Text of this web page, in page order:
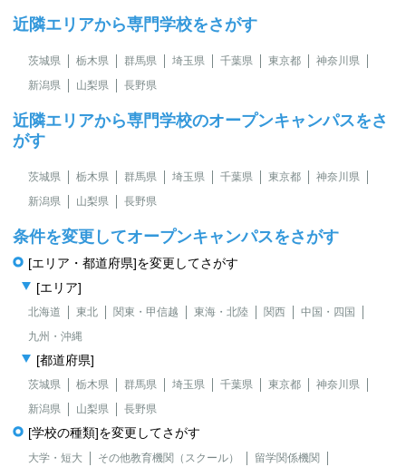
近隣エリアから専門学校をさがす
茨城県 栃木県 群馬県 埼玉県 千葉県 東京都
神奈川県
新潟県
山梨県 長野県
近隣エリアから専門学校のオープンキャンパスをさ
がす
茨城県 栃木県 群馬県 埼玉県 千葉県 東京都
神奈川県
新潟県
山梨県 長野県
条件を変更してオープンキャンパスをさがす
[エリア・都道府県]を変更してさがす
[エリア]
北海道 東北 関東・甲信越 東海・北陸 関西
中国・四国
九州・沖縄
[都道府県]
茨城県 栃木県 群馬県 埼玉県 千葉県 東京都
神奈川県
新潟県
山梨県 長野県
[学校の種類]を変更してさがす
大学・短大 その他教育機関（スクール）
留学関係機関